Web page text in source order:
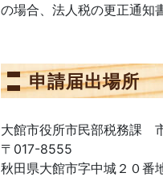
の場合、法人税の更正通知
申請届出場所
大館市役所市民部税務課
〒017-8555
秋田県大館市字中城２０番